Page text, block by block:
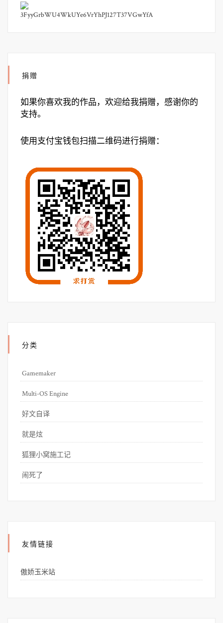
3FyyGrbWU4WkUYe6VrYhPJ127T37VGwYfA
捐赠
如果你喜欢我的作品，欢迎给我捐赠，感谢你的
支持。
使用支付宝钱包扫描二维码进行捐赠：
分类
Gamemaker
Multi-OS Engine
好文自译
就是炫
狐狸小窝施工记
闹死了
友情链接
傲娇玉米站